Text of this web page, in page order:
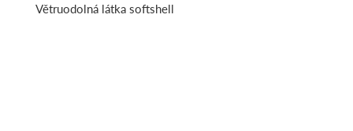
Větruodolná látka softshell